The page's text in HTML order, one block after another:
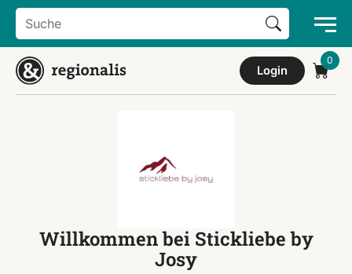
Search
for:
Search Button
Login
Willkommen bei Stickliebe by
Josy